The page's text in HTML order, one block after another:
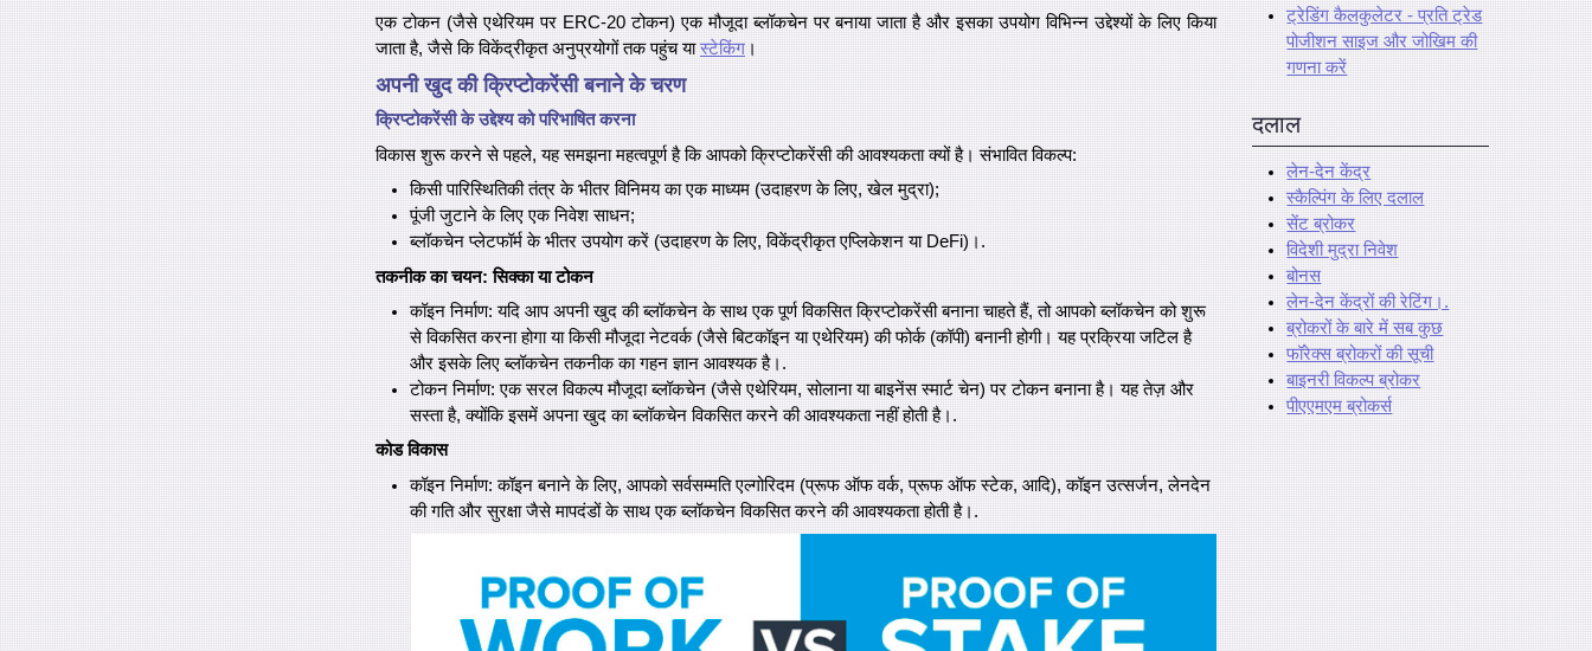
एक टोकन (जैसे एथेरियम पर ERC-20 टोकन) एक मौजूदा ब्लॉकचेन पर बनाया जाता है और इसका उपयोग विभिन्न उद्देश्यों के लिए किया
जाता है, जैसे कि विकेंद्रीकृत अनुप्रयोगों तक पहुंच यास्टेकिंग ।
अपनी खुद की क्रिप्टोकरेंसी बनाने के चरण
क्रिप्टोकरेंसी के उद्देश्य को परिभाषित करना
विकास शुरू करने से पहले, यह समझना महत्वपूर्ण है कि आपको क्रिप्टोकरेंसी की आवश्यकता क्यों है। संभावित विकल्प:
किसी पारिस्थितिकी तंत्र के भीतर विनिमय का एक माध्यम (उदाहरण के लिए, खेल मुद्रा);
पूंजी जुटाने के लिए एक निवेश साधन;
ब्लॉकचेन प्लेटफॉर्म के भीतर उपयोग करें (उदाहरण के लिए, विकेंद्रीकृत एप्लिकेशन या DeFi)।.
तकनीक का चयन: सिक्का या टोकन
कॉइन निर्माण: यदि आप अपनी खुद की ब्लॉकचेन के साथ एक पूर्ण विकसित क्रिप्टोकरेंसी बनाना चाहते हैं, तो आपको ब्लॉकचेन को शुरू
से विकसित करना होगा या किसी मौजूदा नेटवर्क (जैसे बिटकॉइन या एथेरियम) की फोर्क (कॉपी) बनानी होगी। यह प्रक्रिया जटिल है
और इसके लिए ब्लॉकचेन तकनीक का गहन ज्ञान आवश्यक है।.
टोकन निर्माण: एक सरल विकल्प मौजूदा ब्लॉकचेन (जैसे एथेरियम, सोलाना या बाइनेंस स्मार्ट चेन) पर टोकन बनाना है। यह तेज़ और
सस्ता है, क्योंकि इसमें अपना खुद का ब्लॉकचेन विकसित करने की आवश्यकता नहीं होती है।.
कोड विकास
कॉइन निर्माण: कॉइन बनाने के लिए, आपको सर्वसम्मति एल्गोरिदम (प्रूफ ऑफ वर्क, प्रूफ ऑफ स्टेक, आदि), कॉइन उत्सर्जन, लेनदेन
की गति और सुरक्षा जैसे मापदंडों के साथ एक ब्लॉकचेन विकसित करने की आवश्यकता होती है।.
ट्रेडिंग कैलकुलेटर - प्रति ट्रेड
पोजीशन साइज और जोखिम की
गणना करें
दलाल
लेन-देन केंद्र
स्कैल्पिंग के लिए दलाल
सेंट ब्रोकर
विदेशी मुद्रा निवेश
बोनस
लेन-देन केंद्रों की रेटिंग।.
ब्रोकरों के बारे में सब कुछ
फॉरेक्स ब्रोकरों की सूची
बाइनरी विकल्प ब्रोकर
पीएएमएम ब्रोकर्स